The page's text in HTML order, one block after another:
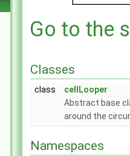
Go to the
Classes
class
cellLooper
Abstract base
around the
Namespaces